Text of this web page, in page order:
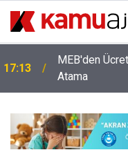
17:13
MEB'den
Atama